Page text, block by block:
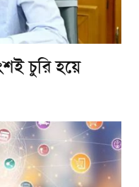
চুরি হয়ে